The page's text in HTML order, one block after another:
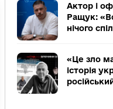
Актор і
Ращук:
нічого
«Це зло
історія